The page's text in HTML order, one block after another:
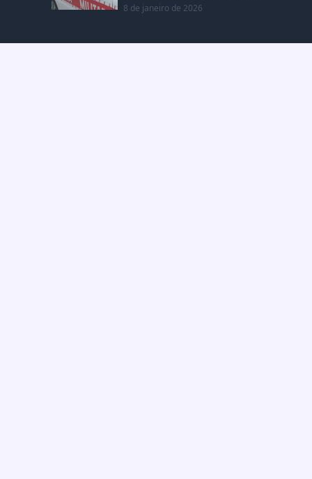
8 de janeiro de 2026